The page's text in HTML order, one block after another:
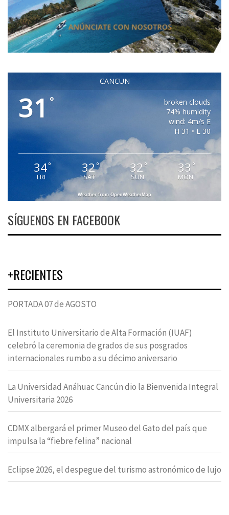
CANCUN
31 °
broken clouds
74% humidity
wind: 4m/s E
H 31 • L 30
34°
FRI
32°
SAT
32 °
SUN
33 °
MON
Weather from OpenWeatherMap
SÍGUENOS EN FACEBOOK
+RECIENTES
PORTADA 07 de AGOSTO
El Instituto Universitario de Alta Formación (IUAF)
celebró la ceremonia de grados de sus posgrados
internacionales rumbo a su décimo aniversario
La Universidad Anáhuac Cancún dio la Bienvenida Integral
Universitaria 2026
CDMX albergará el primer Museo del Gato del país que
impulsa la “fiebre felina” nacional
Eclipse 2026, el despegue del turismo astronómico de lujo